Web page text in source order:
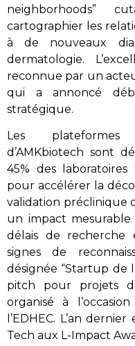
neighborhoods”
cartographier les
à de nouveaux
dermatologie.
reconnue par un
qui a annoncé
stratégique.
Les plateformes
d’AMKbiotech sont
45% des
pour accélérer la
validation préclinique
un impact
délais de recherche
signes de
désignée “Startup de
pitch pour projets
organisé à
l’EDHEC. L’an
Tech aux L-Impact